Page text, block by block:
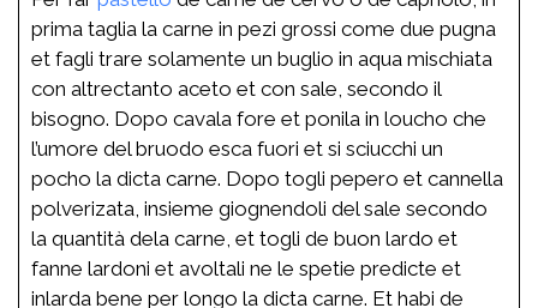
prima taglia la carne in pezi grossi come due pugna
et fagli trare solamente un buglio in aqua mischiata
con altrectanto aceto et con sale, secondo il
bisogno. Dopo cavala fore et ponila in loucho che
l’umore del bruodo esca fuori et si sciucchi un
pocho la dicta carne. Dopo togli pepero et cannella
polverizata, insieme giognendoli del sale secondo
la quantità dela carne, et togli de buon lardo et
fanne lardoni et avoltali ne le spetie predicte et
inlarda bene per longo la dicta carne. Et habi de